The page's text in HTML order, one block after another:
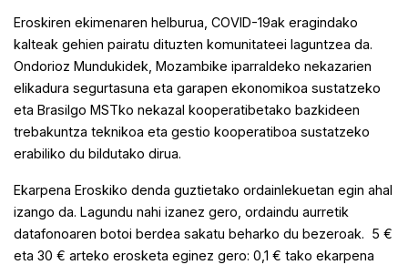
Eroskiren ekimenaren helburua, COVID-19ak eragindako
kalteak gehien pairatu dituzten komunitateei laguntzea da.
Ondorioz Mundukidek, Mozambike iparraldeko nekazarien
elikadura segurtasuna eta garapen ekonomikoa sustatzeko
eta Brasilgo MSTko nekazal kooperatibetako bazkideen
trebakuntza teknikoa eta gestio kooperatiboa sustatzeko
erabiliko du bildutako dirua.
Ekarpena Eroskiko denda guztietako ordainlekuetan egin ahal
izango da. Lagundu nahi izanez gero, ordaindu aurretik
datafonoaren botoi berdea sakatu beharko du bezeroak. 5 €
eta 30 € arteko erosketa eginez gero: 0,1 € tako ekarpena